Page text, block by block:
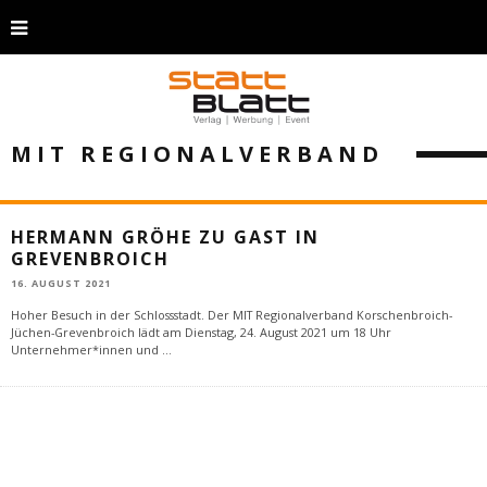
MIT REGIONALVERBAND
HERMANN GRÖHE ZU GAST IN
GREVENBROICH
16. AUGUST 2021
Hoher Besuch in der Schlossstadt. Der MIT Regionalverband Korschenbroich-
Jüchen-Grevenbroich lädt am Dienstag, 24. August 2021 um 18 Uhr
Unternehmer*innen und ...